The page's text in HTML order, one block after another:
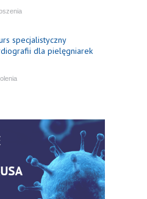
specjalistyczny
dla pielęgniarek
konsensus ekspertów
na Ogólnopolską
Naukową „Terminologia
– komunikacja,